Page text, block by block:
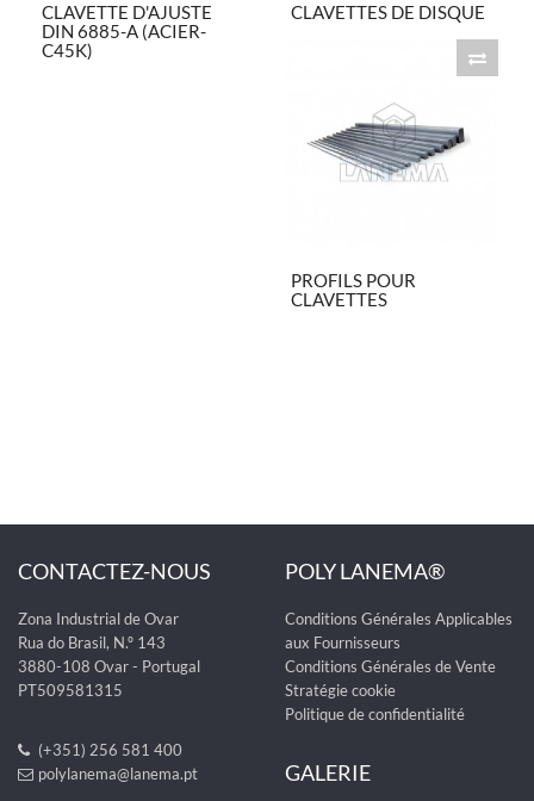
CLAVETTE D'AJUSTE
DIN 6885-A (ACIER-
C45K)
CLAVETTES DE DISQUE
PROFILS POUR
CLAVETTES
CONTACTEZ-NOUS
Zona Industrial de Ovar
Rua do Brasil, N.º 143
3880-108 Ovar - Portugal
PT509581315
(+351) 256 581 400
polylanema@lanema.pt
POLY LANEMA®
Conditions Générales Applicables
aux Fournisseurs
Conditions Générales de Vente
Stratégie cookie
Politique de confidentialité
GALERIE